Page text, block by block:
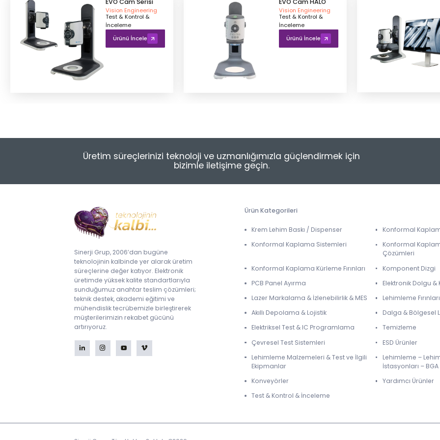
EVO Cam Serisi
Vision Engineering
Test & Kontrol &
İnceleme
Ürünü İncele
EVO Cam HALO
Vision Engineering
Test & Kontrol &
İnceleme
Ürünü İncele
Üretim süreçlerinizi teknoloji ve uzmanlığımızla güçlendirmek için
bizimle iletişime geçin.
Sinerji Grup, 2006’dan bugüne
teknolojinin kalbinde yer alarak üretim
süreçlerine değer katıyor. Elektronik
üretimde yüksek kalite standartlarıyla
sunduğumuz anahtar teslim çözümleri;
teknik destek, akademi eğitimi ve
mühendislik tecrübemizle birleştirerek
müşterilerimizin rekabet gücünü
artırıyoruz.
Ürün Kategorileri
Krem Lehim Baskı / Dispenser
Konformal
Konformal Kaplama Sistemleri
Konformal
Çözümleri
Konformal Kaplama Kürleme Fırınları
Komponent Dizgi
PCB Panel Ayırma
Elektronik Dolgu
Lazer Markalama & İzlenebilirlik & MES
Lehimleme Fırınları
Akıllı Depolama & Lojistik
Dalga & Bölgesel
Elektriksel Test & IC Programlama
Temizleme
Çevresel Test Sistemleri
ESD Ürünler
Lehimleme Malzemeleri & Test ve İlgili
Ekipmanlar
Lehimleme –
İstasyonları –
Konveyörler
Yardımcı Ürünler
Test & Kontrol & İnceleme